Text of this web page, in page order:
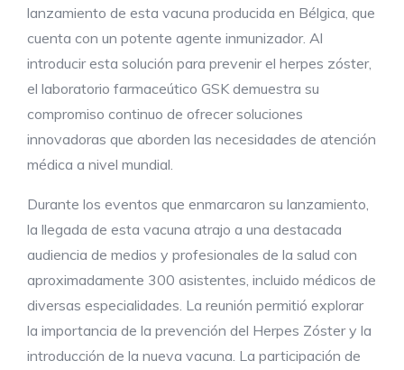
lanzamiento de esta vacuna producida en Bélgica, que
cuenta con un potente agente inmunizador. Al
introducir esta solución para prevenir el herpes zóster,
el laboratorio farmaceútico GSK demuestra su
compromiso continuo de ofrecer soluciones
innovadoras que aborden las necesidades de atención
médica a nivel mundial.
Durante los eventos que enmarcaron su lanzamiento,
la llegada de esta vacuna atrajo a una destacada
audiencia de medios y profesionales de la salud con
aproximadamente 300 asistentes, incluido médicos de
diversas especialidades. La reunión permitió explorar
la importancia de la prevención del Herpes Zóster y la
introducción de la nueva vacuna. La participación de